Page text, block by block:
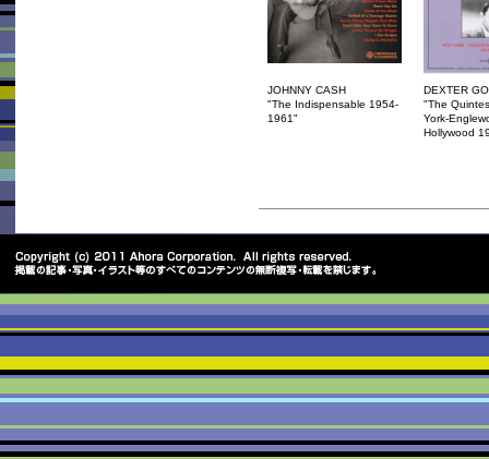
JOHNNY CASH
"The Indispensable 1954-
1961"
DEXTER
"The
York-
Hollywood